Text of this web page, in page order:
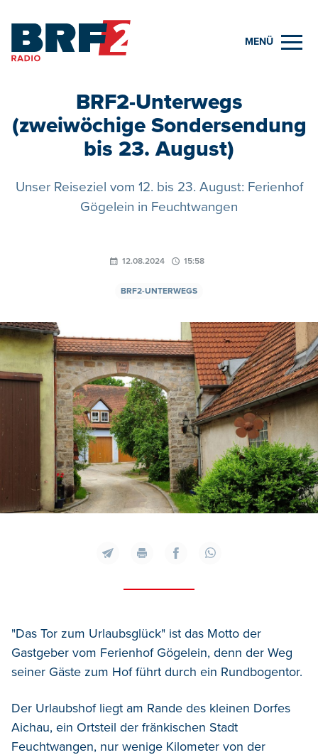
MENÜ
BRF2-Unterwegs
(zweiwöchige Sondersendung
bis 23. August)
Unser Reiseziel vom 12. bis 23. August: Ferienhof
Gögelein in Feuchtwangen
12.08.2024 15:58
BRF2-UNTERWEGS
"Das Tor zum Urlaubsglück" ist das Motto der
Gastgeber vom Ferienhof Gögelein, denn der Weg
seiner Gäste zum Hof führt durch ein Rundbogentor.
Der Urlaubshof liegt am Rande des kleinen Dorfes
Aichau, ein Ortsteil der fränkischen Stadt
Feuchtwangen, nur wenige Kilometer von der